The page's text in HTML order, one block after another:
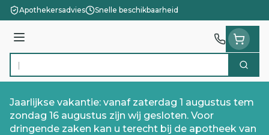
Ga naar de inhoud
Apothekersadvies Snelle beschikbaarheid
Menu
Product, merk, categorie... Zoek
Jaarlijkse vakantie: vanaf zaterdag 1 augustus tem
zondag 16 augustus zijn wij gesloten. Voor
dringende zaken kan u terecht bij de apotheek van